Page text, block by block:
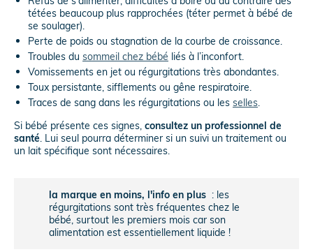
tétées beaucoup plus rapprochées (téter permet à bébé de
se soulager).
Perte de poids ou stagnation de la courbe de croissance.
Troubles du sommeil chez bébé liés à l’inconfort.
Vomissements en jet ou régurgitations très abondantes.
Toux persistante, sifflements ou gêne respiratoire.
Traces de sang dans les régurgitations ou les selles.
Si bébé présente ces signes, consultez un professionnel de
santé. Lui seul pourra déterminer si un suivi un traitement ou
un lait spécifique sont nécessaires.
la marque en moins, l'info en plus : les
régurgitations sont très fréquentes chez le
bébé, surtout les premiers mois car son
alimentation est essentiellement liquide !